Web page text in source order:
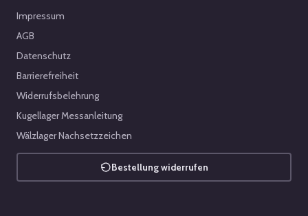
Impressum
AGB
Datenschutz
Barrierefreiheit
Widerrufsbelehrung
Kugellager Messanleitung
Wälzlager Nachsetzzeichen
Bestellung widerrufen